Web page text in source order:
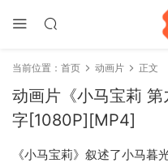
当前位置： 首页 动画片 正文
动画片《小马宝莉
字[1080P][MP4]
《小马宝莉》叙述了小马暮